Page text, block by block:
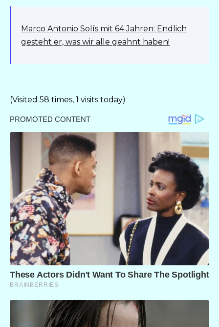
Marco Antonio Solís mit 64 Jahren: Endlich
gesteht er, was wir alle geahnt haben!
(Visited 58 times, 1 visits today)